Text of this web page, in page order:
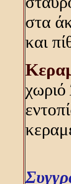
στα
και